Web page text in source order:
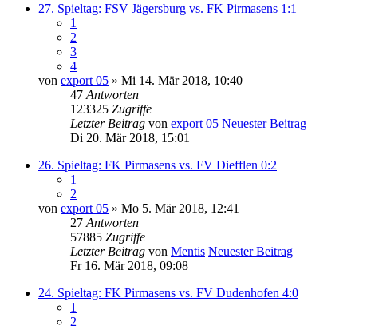
27. Spieltag: FSV Jägersburg vs. FK Pirmasens 1:1
1
2
3
4
von export 05 » Mi 14. Mär 2018, 10:40
47 Antworten
123325 Zugriffe
Letzter Beitrag von export 05 Neuester Beitrag
Di 20. Mär 2018, 15:01
26. Spieltag: FK Pirmasens vs. FV Diefflen 0:2
1
2
von export 05 » Mo 5. Mär 2018, 12:41
27 Antworten
57885 Zugriffe
Letzter Beitrag von Mentis Neuester Beitrag
Fr 16. Mär 2018, 09:08
24. Spieltag: FK Pirmasens vs. FV Dudenhofen 4:0
1
2